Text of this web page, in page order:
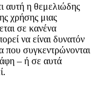
αυτή η θεμελιώδης
χρήσης μιας
σε κανένα
να είναι δυνατόν
που συγκεντρώνονται
– ή σε αυτά